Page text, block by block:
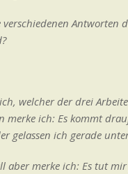
verschiedenen Antworten
welcher der drei
merke ich: Es kommt
gelassen ich gerade
aber merke ich: Es tut